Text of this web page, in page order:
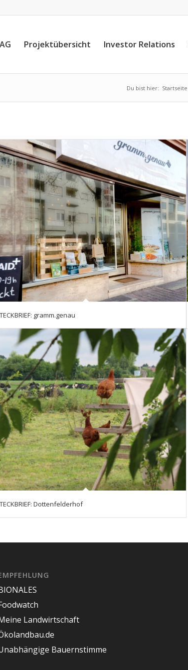
Projektübersicht Investor Relations
Du bist hier: Startseite
gramm.genau
Dottenfelderhof
Landwirtschaft
Bauernstimme